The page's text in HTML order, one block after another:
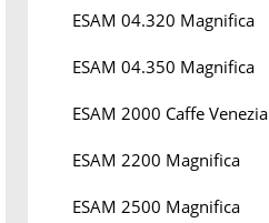
ESAM 04.320 Magnifica
ESAM 04.350 Magnifica
ESAM 2000 Caffe Venezia
ESAM 2200 Magnifica
ESAM 2500 Magnifica